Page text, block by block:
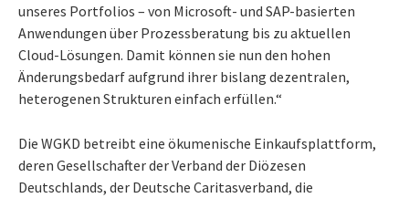
unseres Portfolios – von Microsoft- und SAP-basierten
Anwendungen über Prozessberatung bis zu aktuellen
Cloud-Lösungen. Damit können sie nun den hohen
Änderungsbedarf aufgrund ihrer bislang dezentralen,
heterogenen Strukturen einfach erfüllen.“
Die WGKD betreibt eine ökumenische Einkaufsplattform,
deren Gesellschafter der Verband der Diözesen
Deutschlands, der Deutsche Caritasverband, die